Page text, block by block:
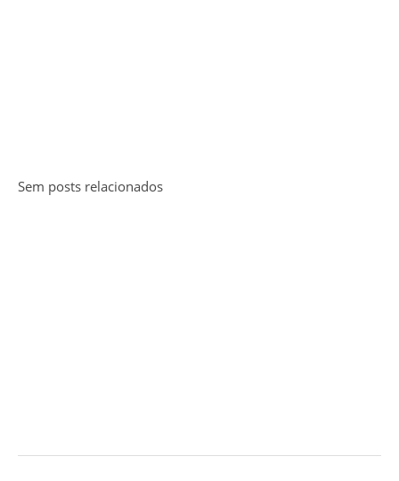
Sem posts relacionados